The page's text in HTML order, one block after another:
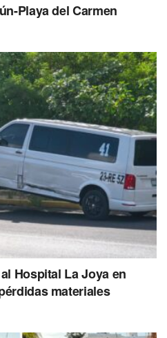
Playa del Carmen
Hospital La Joya en
materiales